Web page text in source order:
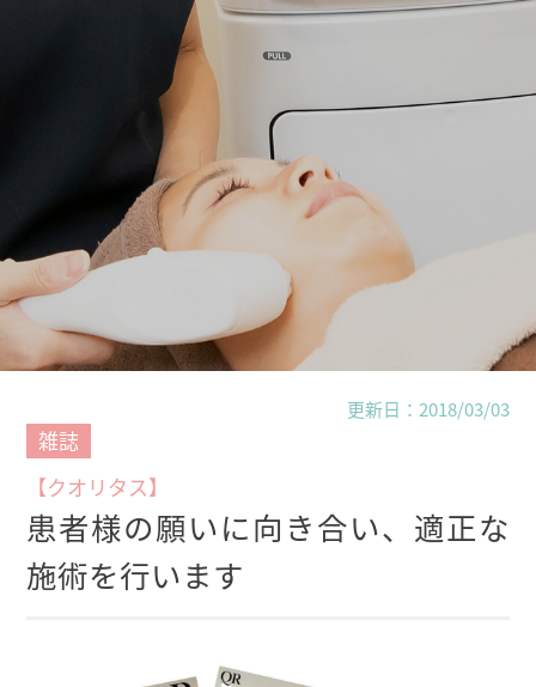
更新日：2018/03/03
雑誌
【クオリタス】
患者様の願いに向き合い、適正な
施術を行います